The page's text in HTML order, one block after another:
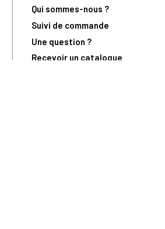
Qui sommes-nous ?
Suivi de commande
Une question ?
Recevoir un catalogue